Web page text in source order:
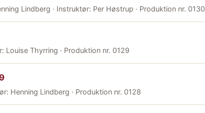
Lindberg · Instruktør: Per Høstrup · Produktion nr. 0130
Louise Thyrring · Produktion nr. 0129
Henning Lindberg · Produktion nr. 0128